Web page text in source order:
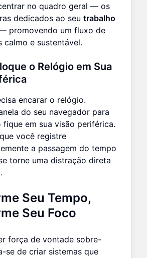
no quadro geral — os
dedicados ao seu trabalho
promovendo um fluxo de
calmo e sustentável.
o Relógio em Sua
encarar o relógio.
do seu navegador para
em sua visão periférica.
você registre
a passagem do tempo
torne uma distração direta
Seu Tempo,
Seu Foco
força de vontade sobre-
se de criar sistemas que